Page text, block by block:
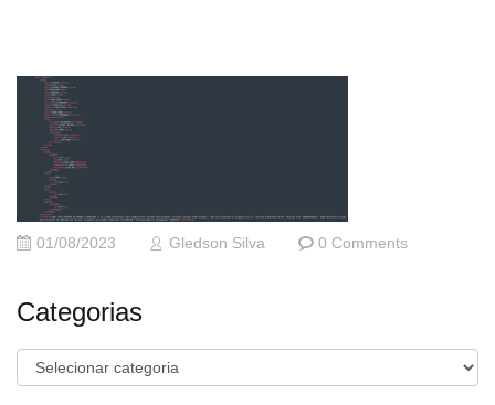
01/08/2023 Gledson Silva 0 Comments
Categorias
Categorias